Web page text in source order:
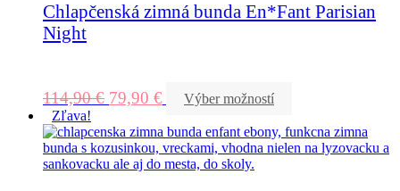
Chlapčenská zimná bunda En*Fant Parisian
Night
114,90€ 79,90 €
Výber možností
Zľava!